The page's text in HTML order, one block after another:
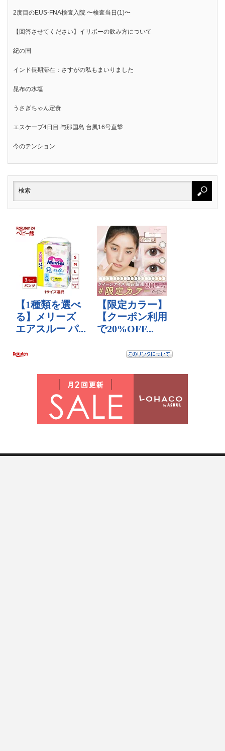
2度目のEUS-FNA検査入院 〜検査当日(1)〜
【回答させてください】イリボーの飲み方について
紀の国
インド長期滞在：さすがの私もまいりました
昆布の水塩
うさぎちゃん定食
エスケープ4日目 与那国島 台風16号直撃
今のテンション